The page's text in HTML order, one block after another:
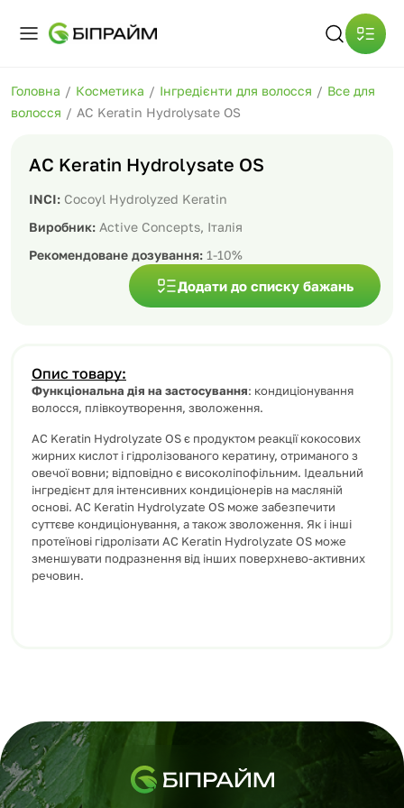
Головна / Косметика / Інгредієнти для волосся / Все для
волосся / AC Keratin Hydrolysate OS
AC Keratin Hydrolysate OS
INCI: Cocoyl Hydrolyzed Keratin
Виробник: Active Concepts, Італія
Рекомендоване дозування: 1-10%
Додати до списку бажань
Опис товару:
Функціональна дія на застосування: кондиціонування
волосся, плівкоутворення, зволоження.
AC Keratin Hydrolyzate OS є продуктом реакції кокосових
жирних кислот і гідролізованого кератину, отриманого з
овечої вовни; відповідно є високоліпофільним. Ідеальний
інгредієнт для інтенсивних кондиціонерів на масляній
основі. AC Keratin Hydrolyzate OS може забезпечити
суттєве кондиціонування, а також зволоження. Як і інші
протеїнові гідролізати AC Keratin Hydrolyzate OS може
зменшувати подразнення від інших поверхнево-активних
речовин.